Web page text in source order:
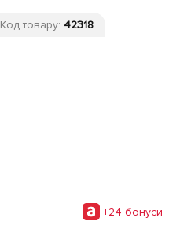
Код товару: 42318
+24 бонуси